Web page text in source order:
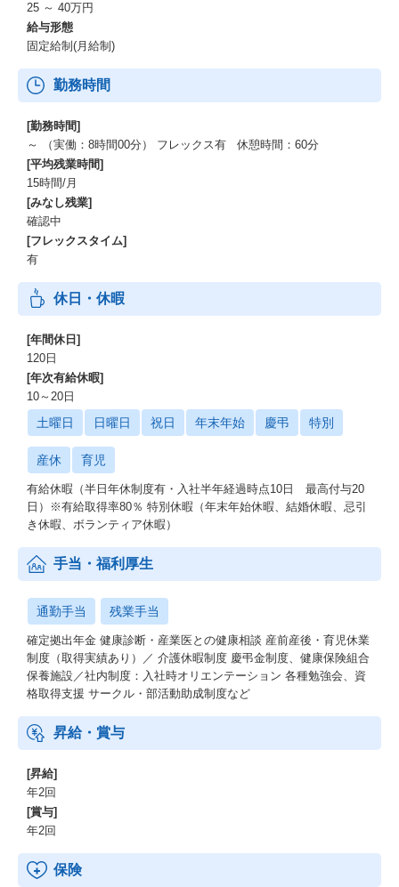
25 ～ 40万円
給与形態
固定給制(月給制)
勤務時間
[勤務時間]
～ （実働：8時間00分） フレックス有 休憩時間：60分
[平均残業時間]
15時間/月
[みなし残業]
確認中
[フレックスタイム]
有
休日・休暇
[年間休日]
120日
[年次有給休暇]
10～20日
土曜日 日曜日 祝日 年末年始 慶弔 特別
産休 育児
有給休暇（半日年休制度有・入社半年経過時点10日 最高付与20
日）※有給取得率80％ 特別休暇（年末年始休暇、結婚休暇、忌引
き休暇、ボランティア休暇）
手当・福利厚生
通勤手当 残業手当
確定拠出年金 健康診断・産業医との健康相談 産前産後・育児休業
制度（取得実績あり）／ 介護休暇制度 慶弔金制度、健康保険組合
保養施設／社内制度：入社時オリエンテーション 各種勉強会、資
格取得支援 サークル・部活動助成制度など
昇給・賞与
[昇給]
年2回
[賞与]
年2回
保険